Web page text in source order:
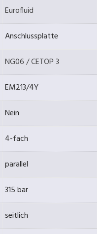
Eurofluid
Anschlussplatte
NG06 / CETOP 3
EM213/4Y
Nein
4-fach
parallel
315 bar
seitlich